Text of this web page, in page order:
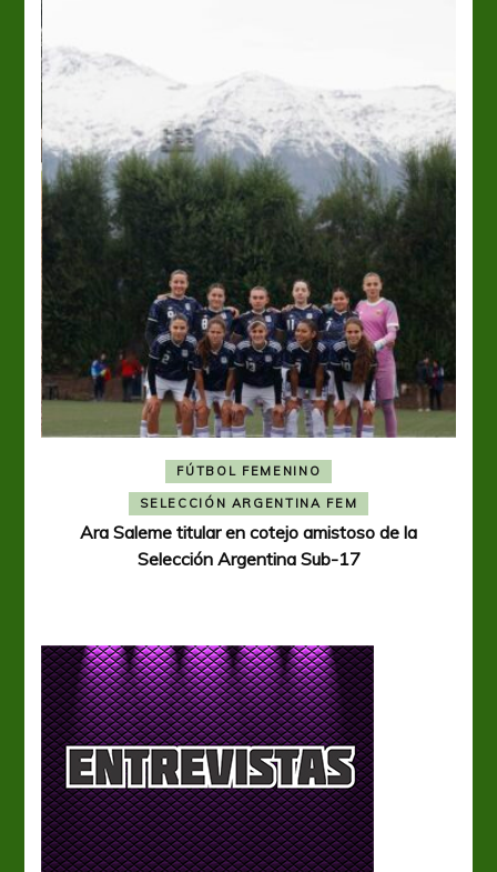
FÚTBOL FEMENINO
SELECCIÓN ARGENTINA FEM
Ara Saleme titular en cotejo amistoso de la
Selección Argentina Sub-17